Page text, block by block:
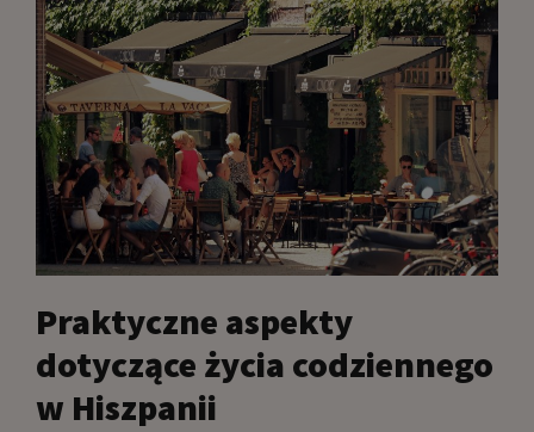
Praktyczne aspekty
dotyczące życia codziennego
w Hiszpanii